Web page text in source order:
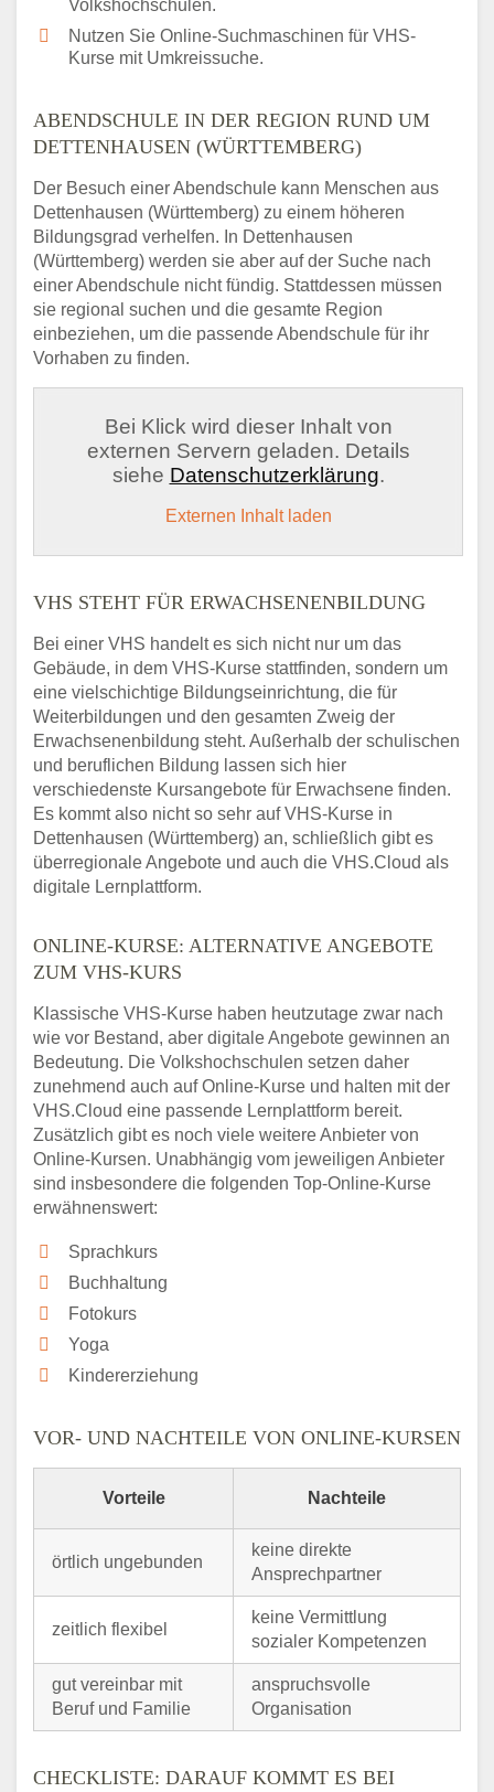
Volkshochschulen.
Nutzen Sie Online-Suchmaschinen für VHS-
Kurse mit Umkreissuche.
ABENDSCHULE IN DER REGION RUND UM
DETTENHAUSEN (WÜRTTEMBERG)
Der Besuch einer Abendschule kann Menschen aus
Dettenhausen (Württemberg) zu einem höheren
Bildungsgrad verhelfen. In Dettenhausen
(Württemberg) werden sie aber auf der Suche nach
einer Abendschule nicht fündig. Stattdessen müssen
sie regional suchen und die gesamte Region
einbeziehen, um die passende Abendschule für ihr
Vorhaben zu finden.
Bei Klick wird dieser Inhalt von
externen Servern geladen. Details
siehe Datenschutzerklärung.
Externen Inhalt laden
VHS STEHT FÜR ERWACHSENENBILDUNG
Bei einer VHS handelt es sich nicht nur um das
Gebäude, in dem VHS-Kurse stattfinden, sondern um
eine vielschichtige Bildungseinrichtung, die für
Weiterbildungen und den gesamten Zweig der
Erwachsenenbildung steht. Außerhalb der schulischen
und beruflichen Bildung lassen sich hier
verschiedenste Kursangebote für Erwachsene finden.
Es kommt also nicht so sehr auf VHS-Kurse in
Dettenhausen (Württemberg) an, schließlich gibt es
überregionale Angebote und auch die VHS.Cloud als
digitale Lernplattform.
ONLINE-KURSE: ALTERNATIVE ANGEBOTE
ZUM VHS-KURS
Klassische VHS-Kurse haben heutzutage zwar nach
wie vor Bestand, aber digitale Angebote gewinnen an
Bedeutung. Die Volkshochschulen setzen daher
zunehmend auch auf Online-Kurse und halten mit der
VHS.Cloud eine passende Lernplattform bereit.
Zusätzlich gibt es noch viele weitere Anbieter von
Online-Kursen. Unabhängig vom jeweiligen Anbieter
sind insbesondere die folgenden Top-Online-Kurse
erwähnenswert:
Sprachkurs
Buchhaltung
Fotokurs
Yoga
Kindererziehung
VOR- UND NACHTEILE VON ONLINE-KURSEN
Vorteile Nachteile
örtlich ungebunden
keine direkte
Ansprechpartner
zeitlich flexibel
keine Vermittlung
sozialer Kompetenzen
gut vereinbar mit
Beruf und Familie
anspruchsvolle
Organisation
CHECKLISTE: DARAUF KOMMT ES BEI